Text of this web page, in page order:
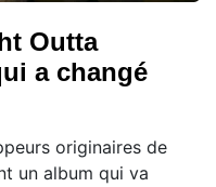
Outta
a changé
originaires de
un album qui va